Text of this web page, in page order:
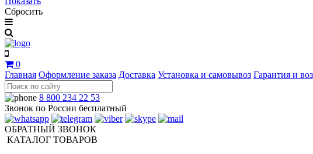
Сбросить
0
Главная Оформление заказа Доставка Установка и самовывоз Гарантия и
8 800 234 22 53
Звонок по России бесплатный
ОБРАТНЫЙ ЗВОНОК
КАТАЛОГ ТОВАРОВ